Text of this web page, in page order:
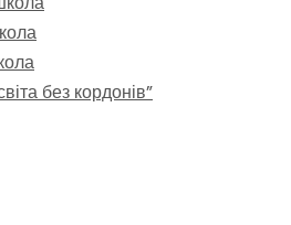
без кордонів”